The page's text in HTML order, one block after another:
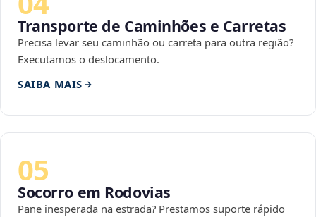
Transporte de Caminhões e Carretas
Precisa levar seu caminhão ou carreta para outra região?
Executamos o deslocamento.
SAIBA MAIS
05
Socorro em Rodovias
Pane inesperada na estrada? Prestamos suporte rápido